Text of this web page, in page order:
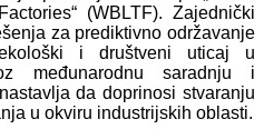
(WBLTF). Zajednički
za prediktivno održavanje
i društveni uticaj u
međunarodnu saradnju i
da doprinosi stvaranju
u okviru industrijskih oblasti.